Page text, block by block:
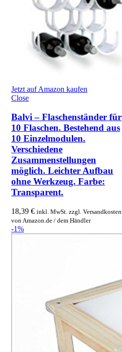
Jetzt auf Amazon kaufen
Close
Balvi – Flaschenständer für
10 Flaschen. Bestehend aus
10 Einzelmodulen.
Verschiedene
Zusammenstellungen
möglich. Leichter Aufbau
ohne Werkzeug. Farbe:
Transparent.
18,39 € inkl. MwSt. zzgl. Versandkosten
von Amazon.de / dem Händler
-1%